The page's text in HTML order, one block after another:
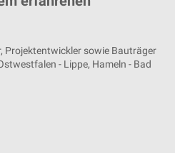
Projektentwickler sowie Bauträger
- Lippe, Hameln - Bad